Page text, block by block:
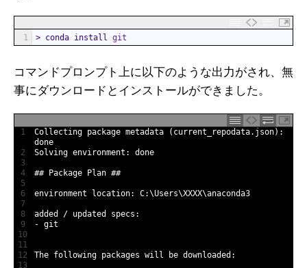
1 > conda install git
コマンドプロンプト上に以下のような出力がされ、無
事にダウンロードとインストールができました。
1
2
3
4
5
6
7
8
9
10
11
12
13
Collecting package metadata ( current_repodata. json) :
done
Solving environment : done
## Package Plan ##
environment location: C:\Users\XXXX\anaconda3
added / updated specs :
- git
The following packages will be downloaded :